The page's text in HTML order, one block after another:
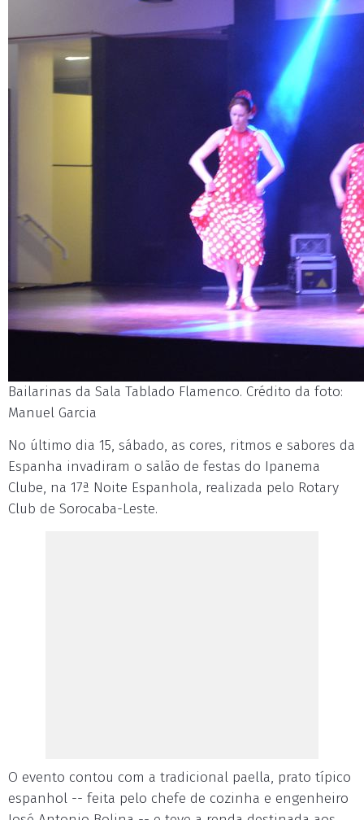
Bailarinas da Sala Tablado Flamenco. Crédito da foto:
Manuel Garcia
No último dia 15, sábado, as cores, ritmos e sabores da
Espanha invadiram o salão de festas do Ipanema
Clube, na 17ª Noite Espanhola, realizada pelo Rotary
Club de Sorocaba-Leste.
O evento contou com a tradicional paella, prato típico
espanhol -- feita pelo chefe de cozinha e engenheiro